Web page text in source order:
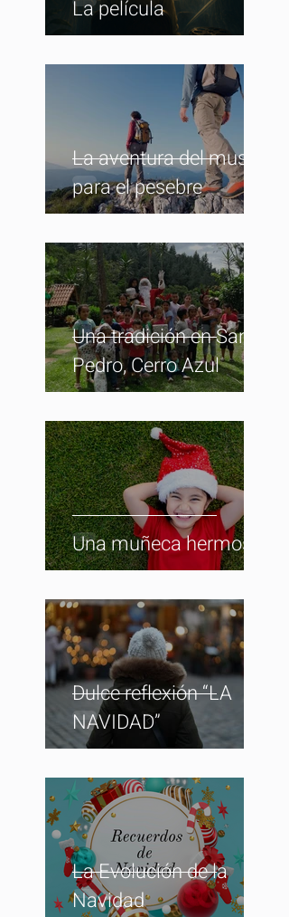
La película
La aventura del musgo
para el pesebre
Una tradición en San
Pedro, Cerro Azul
Una muñeca hermosa
Dulce reflexión “LA
NAVIDAD”
La Evolución de la
Navidad